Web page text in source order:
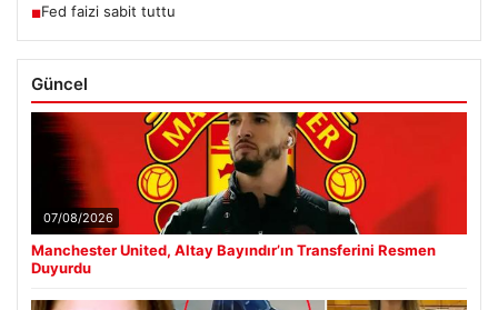
■Fed faizi sabit tuttu
Güncel
07/08/2026
Manchester United, Altay Bayındır’ın Transferini Resmen
Duyurdu